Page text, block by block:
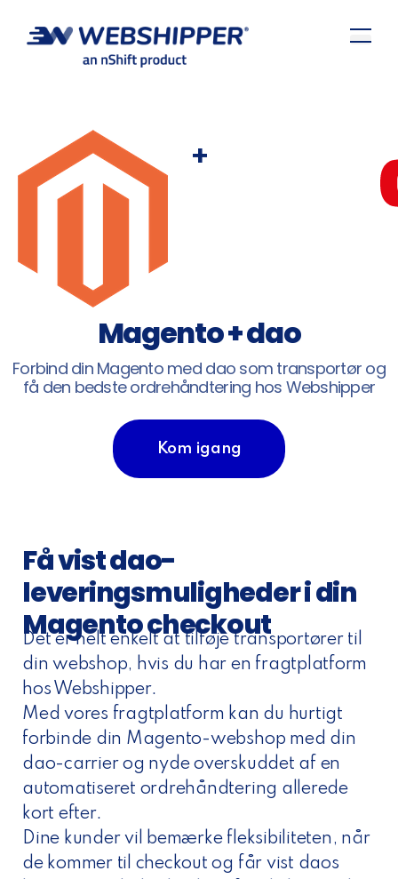
+
Magento + dao
Forbind din Magento med dao som transportør og
få den bedste ordrehåndtering hos Webshipper
Kom igang
Få vist dao-
leveringsmuligheder i din
Magento checkout
Det er helt enkelt at tilføje transportører til
din webshop, hvis du har en fragtplatform
hos Webshipper.
Med vores fragtplatform kan du hurtigt
forbinde din Magento-webshop med din
dao-carrier og nyde overskuddet af en
automatiseret ordrehåndtering allerede
kort efter.
Dine kunder vil bemærke fleksibiliteten, når
de kommer til checkout og får vist daos